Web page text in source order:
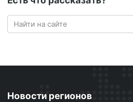
Новости регионов